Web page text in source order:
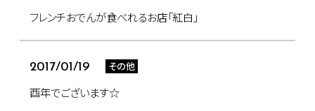
フレンチおでんが食べれるお店「紅白」
2017/01/19 その他
酉年でございます☆